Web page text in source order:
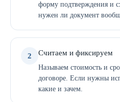
форму подтверждения и
нужен ли документ
2 Считаем и фиксируем
Называем стоимость и
договоре. Если нужны
какие и зачем.